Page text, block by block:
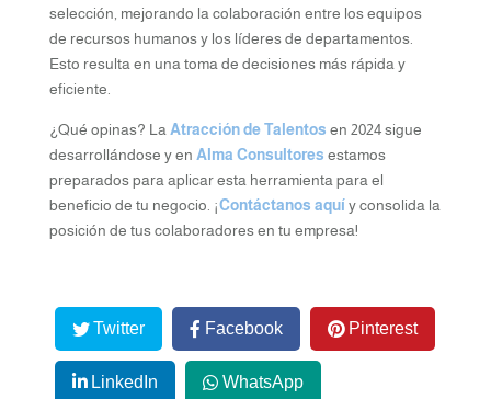
selección, mejorando la colaboración entre los equipos
de recursos humanos y los líderes de departamentos.
Esto resulta en una toma de decisiones más rápida y
eficiente.
¿Qué opinas? La Atracción de Talentos en 2024 sigue
desarrollándose y en Alma Consultores estamos
preparados para aplicar esta herramienta para el
beneficio de tu negocio. ¡Contáctanos aquíy consolida la
posición de tus colaboradores en tu empresa!
Twitter Facebook Pinterest
LinkedIn WhatsApp